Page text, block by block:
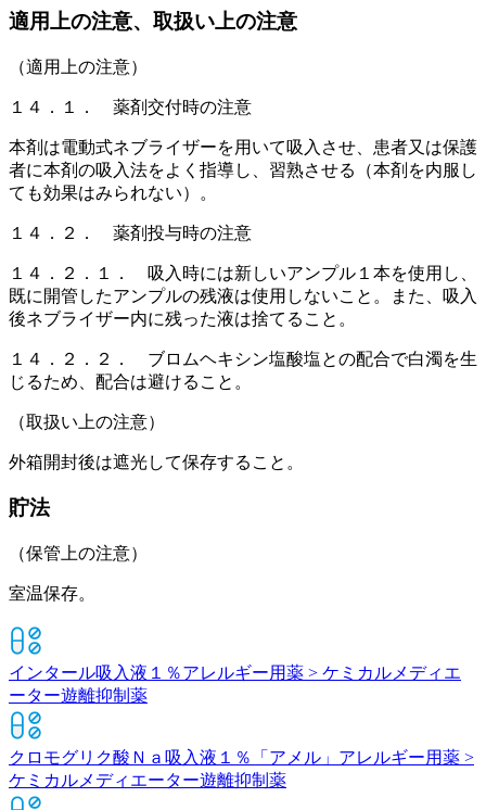
適用上の注意、取扱い上の注意
（適用上の注意）
１４．１． 薬剤交付時の注意
本剤は電動式ネブライザーを用いて吸入させ、患者又は保護
者に本剤の吸入法をよく指導し、習熟させる（本剤を内服し
ても効果はみられない）。
１４．２． 薬剤投与時の注意
１４．２．１． 吸入時には新しいアンプル１本を使用し、
既に開管したアンプルの残液は使用しないこと。また、吸入
後ネブライザー内に残った液は捨てること。
１４．２．２． ブロムヘキシン塩酸塩との配合で白濁を生
じるため、配合は避けること。
（取扱い上の注意）
外箱開封後は遮光して保存すること。
貯法
（保管上の注意）
室温保存。
インタール吸入液１％アレルギー用薬 > ケミカルメディエ
ーター遊離抑制薬
クロモグリク酸Ｎａ吸入液１％「アメル」 アレルギー用薬 >
ケミカルメディエーター遊離抑制薬